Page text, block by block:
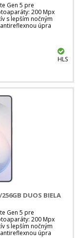
Gen 5 pre
200 Mpx
s lepším nočným
úpra
HLS
DUOS BIELA
Gen 5 pre
200 Mpx
s lepším nočným
úpra